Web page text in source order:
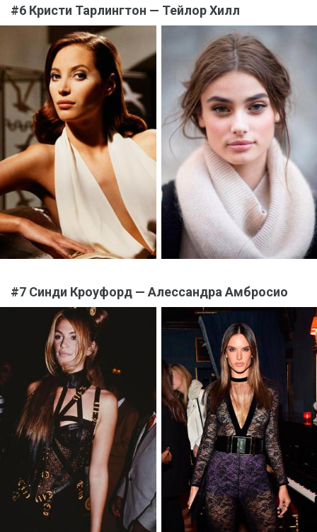
#6 Кристи Тарлингтон — Тейлор Хилл
#7 Синди Кроуфорд — Алессандра Амбросио